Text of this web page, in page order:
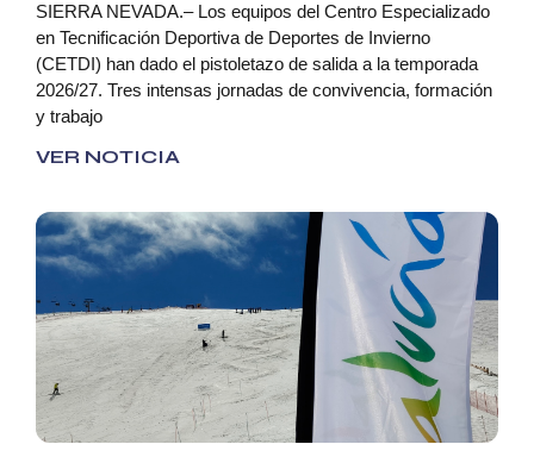
SIERRA NEVADA.– Los equipos del Centro Especializado
en Tecnificación Deportiva de Deportes de Invierno
(CETDI) han dado el pistoletazo de salida a la temporada
2026/27. Tres intensas jornadas de convivencia, formación
y trabajo
VER NOTICIA